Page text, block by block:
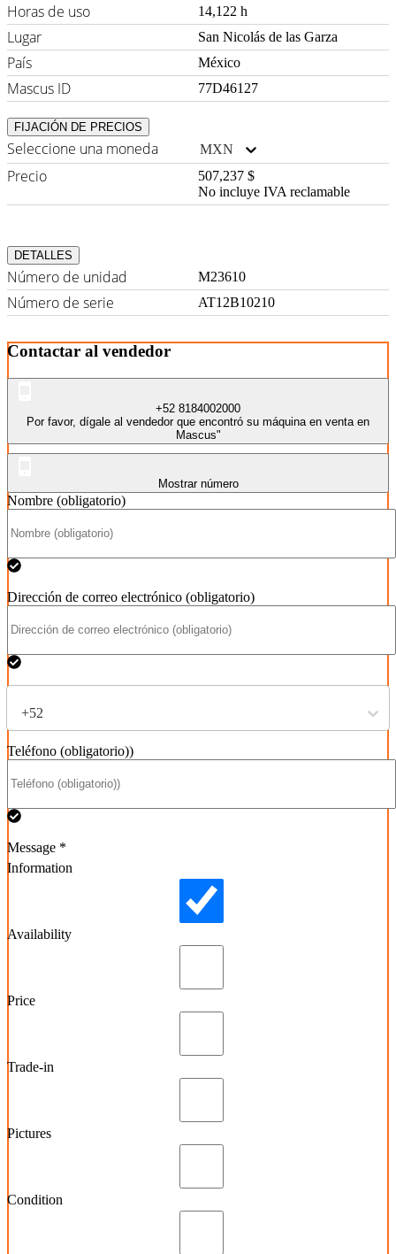
Horas de uso 14,122 h
Lugar San Nicolás de las Garza
País México
Mascus ID 77D46127
FIJACIÓN DE PRECIOS
Seleccione una moneda MXN
Precio
507,237 $
No incluye IVA reclamable
DETALLES
Número de unidad M23610
Número de serie AT12B10210
Contactar al vendedor
+52 8184002000
Por favor, dígale al vendedor que encontró su máquina en venta en
Mascus"
Mostrar número
Nombre (obligatorio)
Dirección de correo electrónico (obligatorio)
+52
Teléfono (obligatorio))
Message *
Information
Availability
Price
Trade-in
Pictures
Condition